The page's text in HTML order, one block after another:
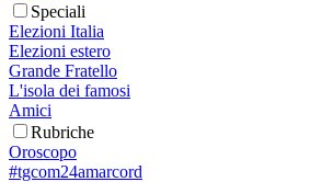
Speciali
Elezioni Italia
Elezioni estero
Grande Fratello
L'isola dei famosi
Amici
Rubriche
Oroscopo
#tgcom24amarcord